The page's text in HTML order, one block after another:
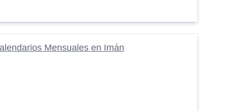
Mensuales en Imán